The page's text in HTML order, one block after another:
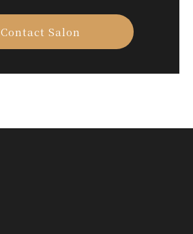
Contact Salon